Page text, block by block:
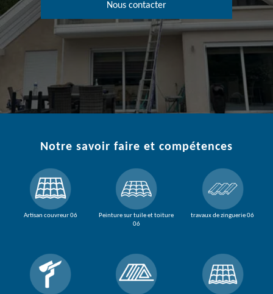
Nous contacter
Notre savoir faire et compétences
Artisan couvreur 06
Peinture sur tuile et toiture
06
travaux de zinguerie 06